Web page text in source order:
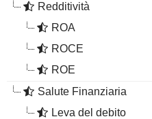
Redditività
ROA
ROCE
ROE
Salute Finanziaria
Leva del debito